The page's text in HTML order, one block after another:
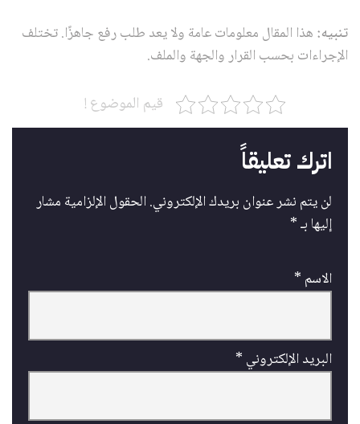
تنبيه: هذا المقال معلومات عامة ولا يعد طلب رفع جاهزًا. تختلف
الإجراءات بحسب القرار والجهة والملف.
قيم الموضوع !
اترك تعليقاً
لن يتم نشر عنوان بريدك الإلكتروني.الحقول الإلزامية مشار
إليها بـ*
الاسم *
البريد الإلكتروني *